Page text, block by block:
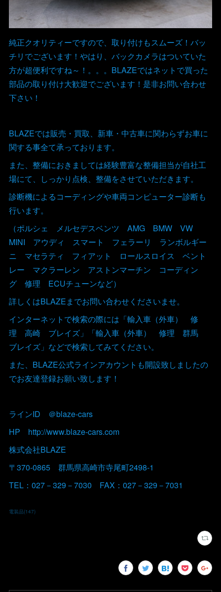
純正クオリティーですので、取り付けもスムーズ！バッ
チリでございます！やはり、バックカメラはついていた
方が超便利ですね～！。。。BLAZEではネットで買った
部品の取り付け大歓迎でございます！是非お問い合わせ
下さい！
BLAZEでは販売・買取、新車・中古車に関わらずお車に
関する事全て承っております。
また、整備におきましては経験豊富な整備担当が自社工
場にて、しっかり点検、整備をさせていただきます。
診断機によるコーディングや車両コンピューター診断も
行います。
（ポルシェ メルセデスベンツ AMG BMW VW
MINI アウディ スマート フェラーリ ランボルギー
ニ マセラティ フィアット ロールスロイス ベント
レー マクラーレン アストンマーチン コーディン
グ 修理 ECUチューンなど）
詳しくはBLAZEまでお問い合わせくださいませ。
インターネットで検索の際には「輸入車（外車） 修
理 高崎 ブレイズ」「輸入車（外車） 修理 群馬
ブレイズ」などで検索してみてください。
また、BLAZE公式ラインアカウントも開設致しましたの
でお友達登録お願い致します！
ラインID ＠blaze-cars
HP http://www.blaze-cars.com
株式会社BLAZE
〒370-0865 群馬県高崎市寺尾町2498-1
TEL：027－329－7030 FAX：027－329－7031
電装品(147)